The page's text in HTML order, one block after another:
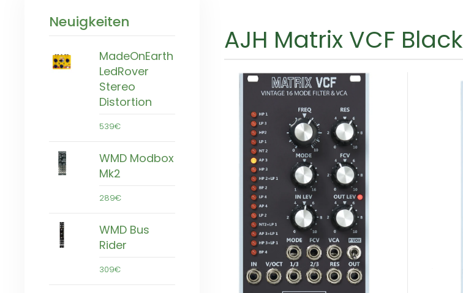
Neuigkeiten
MadeOnEarth
LedRover
Stereo
Distortion
539€
WMD Modbox
Mk2
289€
WMD Bus
Rider
309€
AJH Matrix VCF Black